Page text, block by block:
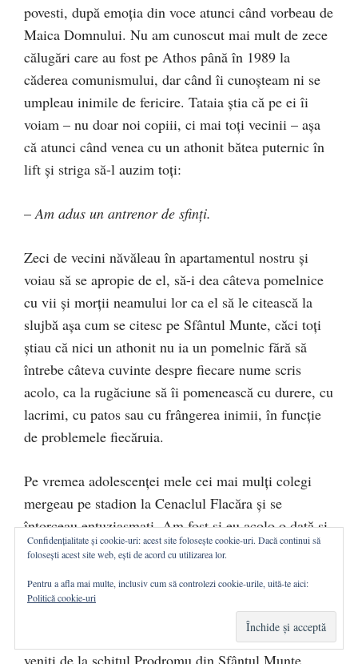
povesti, după emoţia din voce atunci când vorbeau de
Maica Domnului. Nu am cunoscut mai mult de zece
călugări care au fost pe Athos până în 1989 la
căderea comunismului, dar când îi cunoşteam ni se
umpleau inimile de fericire. Tataia ştia că pe ei îi
voiam – nu doar noi copiii, ci mai toţi vecinii – aşa
că atunci când venea cu un athonit bătea puternic în
lift şi striga să-l auzim toţi:
–Am adus un antrenor de sfinţi.
Zeci de vecini năvăleau în apartamentul nostru şi
voiau să se apropie de el, să-i dea câteva pomelnice
cu vii şi morţii neamului lor ca el să le citească la
slujbă aşa cum se citesc pe Sfântul Munte, căci toţi
ştiau că nici un athonit nu ia un pomelnic fără să
întrebe câteva cuvinte despre fiecare nume scris
acolo, ca la rugăciune să îi pomenească cu durere, cu
lacrimi, cu patos sau cu frângerea inimii, în funcţie
de problemele fiecăruia.
Pe vremea adolescenţei mele cei mai mulţi colegi
mergeau pe stadion la Cenaclul Flacăra şi se
întorceau entuziasmaţi. Am fost şi eu acolo o dată şi
am văzut atmosfera pe care o crea Adrian Păunescu,
trăirile duhovniceşti pe care le aveau toţi vecinii când
poposea la noi câte un călugăr athonit. Şi s-a
întâmplat în trei rânduri să avem în ospeţie călugări
veniţi de la schitul Prodromu din Sfântul Munte.
Confidențialitate și cookie-uri: acest site folosește cookie-uri. Dacă continui să
folosești acest site web, ești de acord cu utilizarea lor.
Pentru a afla mai multe, inclusiv cum să controlezi cookie-urile, uită-te aici:
Politică cookie-uri